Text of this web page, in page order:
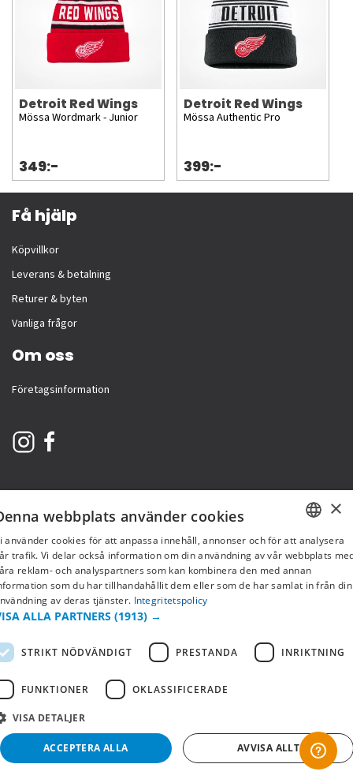
Detroit Red Wings
Mössa Wordmark - Junior
349:-
Detroit Red Wings
Mössa Authentic Pro
399:-
Få hjälp
Köpvillkor
Leverans & betalning
Returer & byten
Vanliga frågor
Om oss
Företagsinformation
Copyright © 2019 This site is Licensed to 377 Sport AB IntegritetspolicyCookies
SWEDISH
FI
×
webbplats använder cookies
använder cookies för att anpassa innehåll, annonser och för att analysera
trafik. Vi delar också information om din användning av vår webbplats
reklam- och analyspartners som kan kombinera den med annan
som du har tillhandahållit dem eller som de har samlat in från din
av deras tjänster. Integritetspolicy
ALLA PARTNERS (1913) →
STRIKT NÖDVÄNDIGT PRESTANDA INRIKTNING
FUNKTIONER OKLASSIFICERADE
VISA DETALJER
ACCEPTERA ALLA AVVISA ALLT